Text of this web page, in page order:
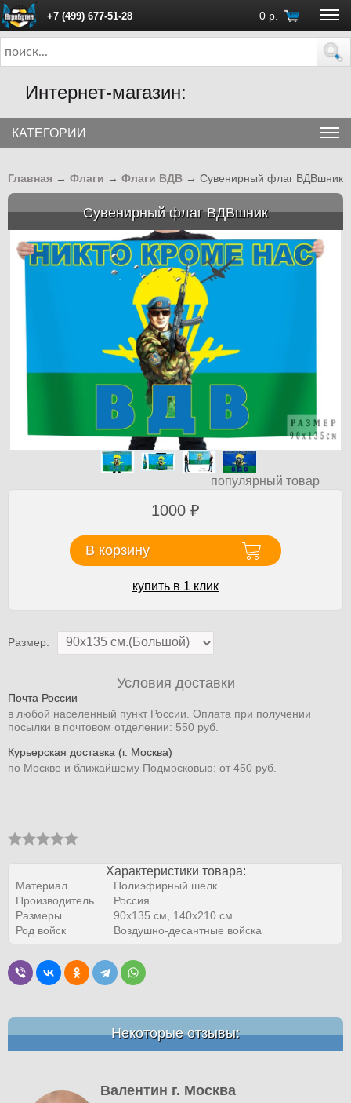
+7 (499) 677-51-28 0 р.
ПН - ПТ с 10:00 до 18:00 (Москва)
Интернет-магазин:
КАТЕГОРИИ
Главная → Флаги → Флаги ВДВ → Сувенирный флаг ВДВшник
Сувенирный флаг ВДВшник
популярный товар
1000 ₽
В корзину
купить в 1 клик
Размер:
Условия доставки
Почта России
в любой населенный пункт России. Оплата при получении
посылки в почтовом отделении: 550 руб.
Курьерская доставка (г. Москва)
по Москве и ближайшему Подмосковью: от 450 руб.
Характеристики товара:
Материал
Полиэфирный шелк
Производитель
Россия
Размеры
90х135 см, 140х210 см.
Род войск
Воздушно-десантные войска
Некоторые отзывы:
Валентин г. Москва